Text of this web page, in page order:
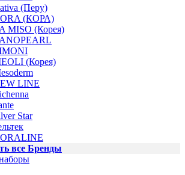
(Перу)
(КОРА)
MISO (Корея)
(Корея)
LINE
Star
все Бренды